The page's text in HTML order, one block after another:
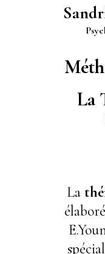
La
La